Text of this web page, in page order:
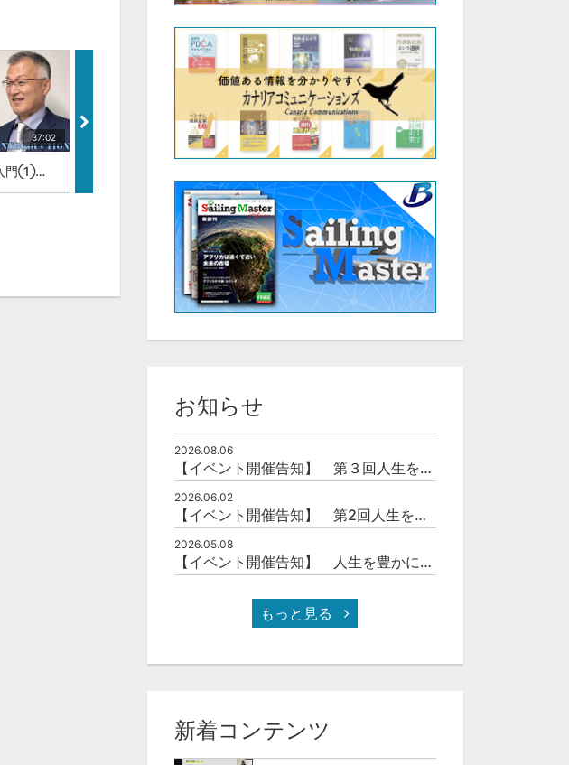
37:02
「マネージャー入門①」株式会社ブレインワークス 代表取締役 近藤昇
29:41 15:41
お知らせ
2026.08.06
【イベント開催告知】 第３回人生を豊かにする「本の力」を学ぶ会
2026.06.02
【イベント開催告知】 第2回人生を豊かにする「本の力」を学ぶ会
2026.05.08
【イベント開催告知】 人生を豊かにする「本の力」を学ぶ会
もっと見る
新着コンテンツ